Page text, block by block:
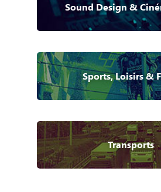
Sound Design &
Sports, Loisirs &
Transports